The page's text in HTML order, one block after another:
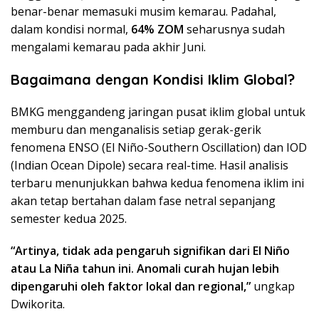
benar-benar memasuki musim kemarau. Padahal,
dalam kondisi normal, 64% ZOM seharusnya sudah
mengalami kemarau pada akhir Juni.
Bagaimana dengan Kondisi Iklim Global?
BMKG menggandeng jaringan pusat iklim global untuk
memburu dan menganalisis setiap gerak-gerik
fenomena ENSO (El Niño-Southern Oscillation) dan IOD
(Indian Ocean Dipole) secara real-time. Hasil analisis
terbaru menunjukkan bahwa kedua fenomena iklim ini
akan tetap bertahan dalam fase netral sepanjang
semester kedua 2025.
“Artinya, tidak ada pengaruh signifikan dari El Niño
atau La Niña tahun ini. Anomali curah hujan lebih
dipengaruhi oleh faktor lokal dan regional,” ungkap
Dwikorita.